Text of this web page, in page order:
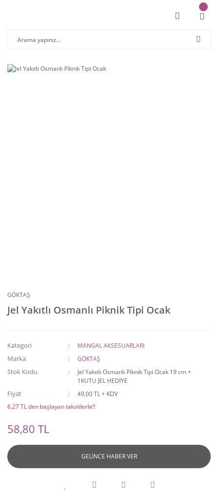
GÖKTAŞ
Jel Yakıtlı Osmanlı Piknik Tipi Ocak
Kategori MANGAL AKSESUARLARI
Marka GÖKTAŞ
Stok Kodu
Jel Yakıtlı Osmanlı Piknik Tipi Ocak 19 cm +
1KUTU JEL HEDİYE
Fiyat
49,00 TL + KDV
6,27 TL den başlayan taksitlerle!!
58,80 TL
GELİNCE HABER VER